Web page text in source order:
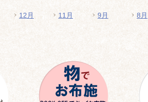
12月 11月 9月 8月